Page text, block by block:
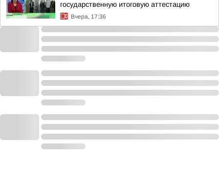
государственную итоговую аттестацию
Вчера, 17:36